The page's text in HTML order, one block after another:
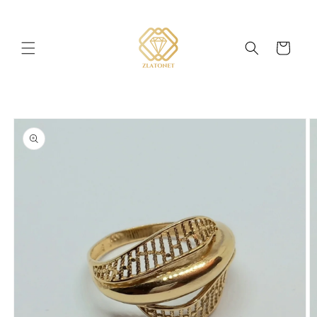
Cart
Skip to
product
information